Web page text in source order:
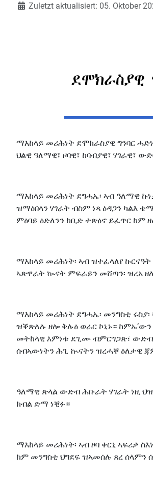
Zuletzt aktualisiert: 05. Oktober
ማእከላይ መሪሕነት ደሞክራስያዊ ግንባር
ህልዊ ዓለማዊ፣ ዞባዊ፣ ከባብያዊ፣
ማእከላይ መሪሕነት ደግሓኤ፡ ኣብ ዓለማዊ
ዝማዕበላን ሃገራት ብስም ነጻ ዕዳጋን ካልእ
ምዕባይ ዕድለንን ከቢድ ተጽዕኖ ይፈጥር ከም
ማእከላይ መሪሕነት፡ ኣብ ዝተፈላለየ
ኣጽዋራት ኲናት ምፍራይን መሸጣን፡ ዝረአ
ማእከላይ መሪሕነት ደግሓኤ፡ መንግስቲ
ዝቕጽለሉ ዘሎ ቅሉዕ ወራር ኮኒኑ።
መትከላዊ እምነቱ ደጊሙ ብምርግጋጽ፣
ሰብኣውነትን ሕጊ ኲናትን ዝረሓቐ ዕለታዊ
ዓለማዊ ጽላል ውድብ ሕቡራት ሃገራት ነዚ
ክብል ድማ ነቒፉ።
ማእከላይ መሪሕነት፡ ኣብ ዞባ ቀርኒ ኣፍሪቃ
ከም መንግስቲ ህግደፍ ዝኣመሰሉ ጸረ